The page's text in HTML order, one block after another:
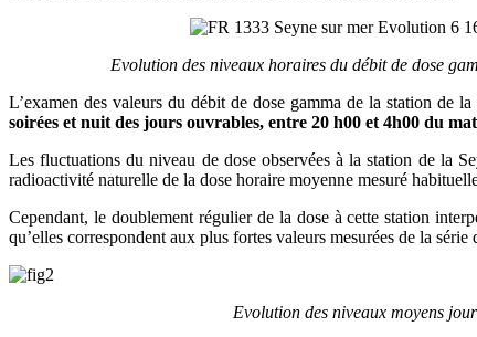
Evolution des niveaux horaires du débit de dose
L’examen des valeurs du débit de dose gamma de la station de
soirées et nuit des jours ouvrables, entre 20 h00 et 4h00 du
Les fluctuations du niveau de dose observées à la station de la
radioactivité naturelle de la dose horaire moyenne mesuré
Cependant, le doublement régulier de la dose à cette station
qu’elles correspondent aux plus fortes valeurs mesurées de la
Evolution des niveaux moyens